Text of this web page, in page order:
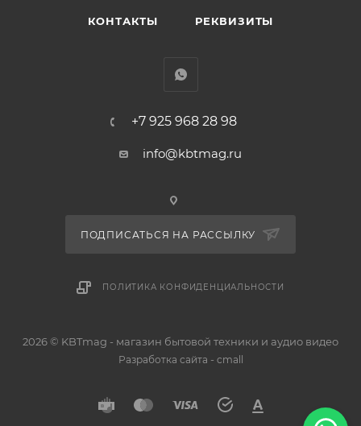
КОНТАКТЫ РЕКВИЗИТЫ
+7 925 968 28 98
info@kbtmag.ru
ПОДПИСАТЬСЯ НА РАССЫЛКУ
ПОЛИТИКА КОНФИДЕНЦИАЛЬНОСТИ
2026 © KBTmag - магазин бытовой техники и аудио видео
Разработка сайта - cmall